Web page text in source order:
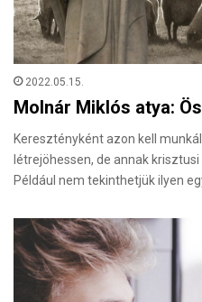
2022.05.15.
Molnár Miklós atya:
Keresztényként azon kell
létrejöhessen, de annak
Például nem tekinthetjük ilyen